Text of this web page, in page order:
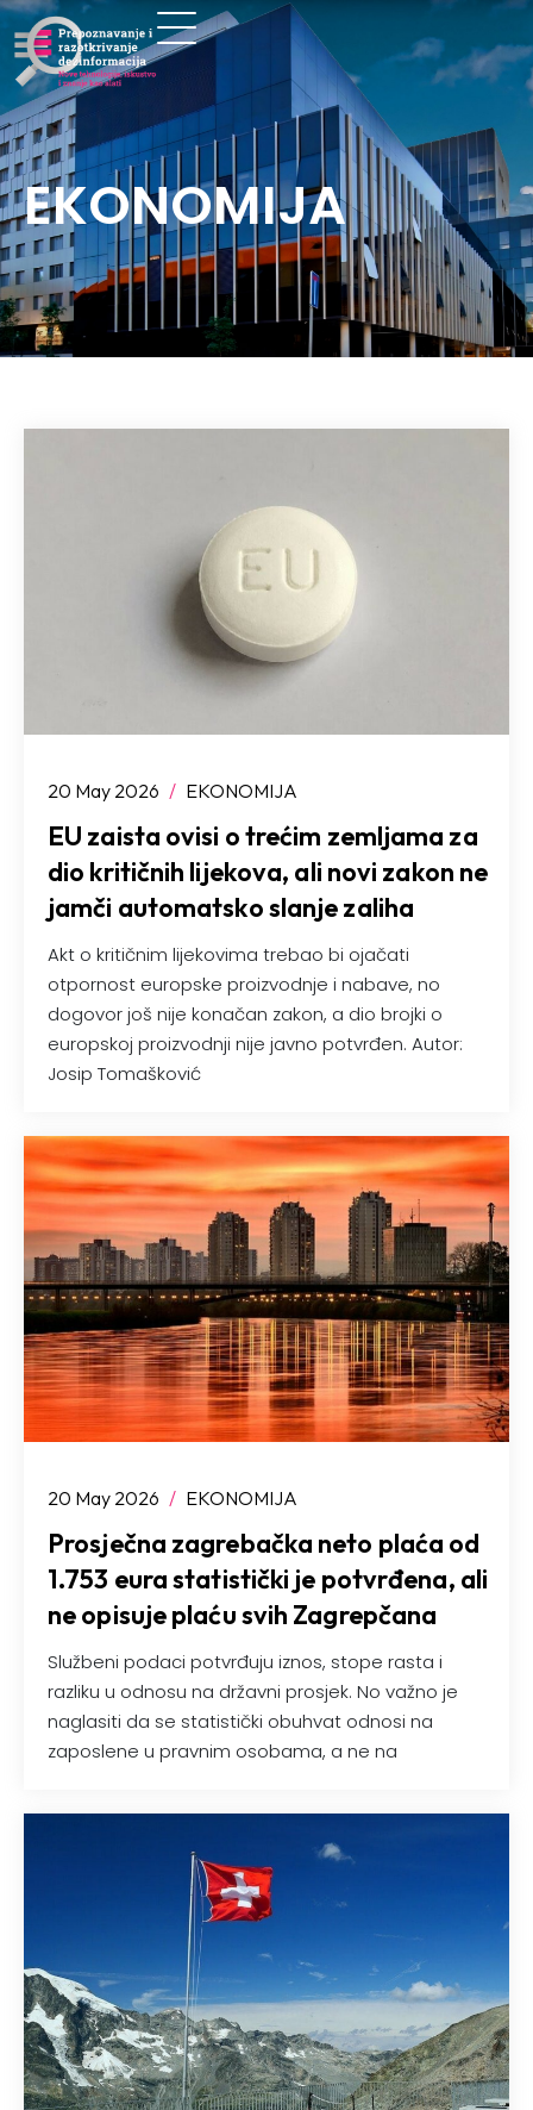
EKONOMIJA
20 May 2026 / EKONOMIJA
EU zaista ovisi o trećim zemljama za
dio kritičnih lijekova, ali novi zakon ne
jamči automatsko slanje zaliha
Akt o kritičnim lijekovima trebao bi ojačati
otpornost europske proizvodnje i nabave, no
dogovor još nije konačan zakon, a dio brojki o
europskoj proizvodnji nije javno potvrđen. Autor:
Josip Tomašković
20 May 2026 / EKONOMIJA
Prosječna zagrebačka neto plaća od
1.753 eura statistički je potvrđena, ali
ne opisuje plaću svih Zagrepčana
Službeni podaci potvrđuju iznos, stope rasta i
razliku u odnosu na državni prosjek. No važno je
naglasiti da se statistički obuhvat odnosi na
zaposlene u pravnim osobama, a ne na